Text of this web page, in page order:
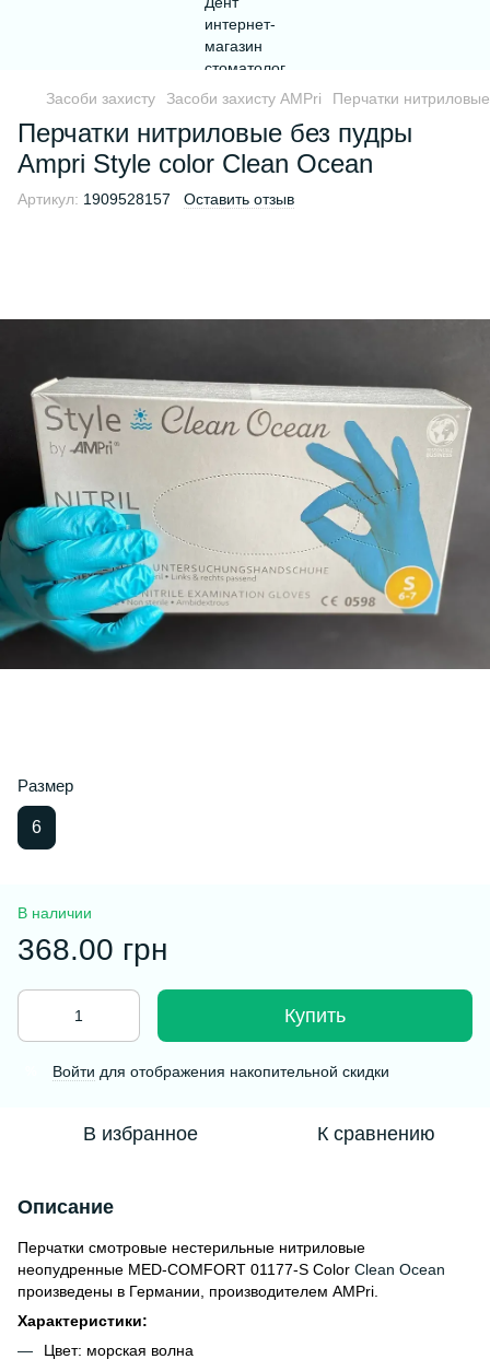
Засоби захисту Засоби захисту AMPri Перчатки
Перчатки нитриловые без пудры
Ampri Style color Clean Ocean
Артикул: 1909528157 Оставить отзыв
Размер
6
В наличии
368.00 грн
Купить
Войти для отображения накопительной скидки
В избранное К сравнению
Описание
Перчатки смотровые нестерильные нитриловые
неопудренные MED-COMFORT 01177-S Color Clean Ocean
произведены в Германии, производителем AMPri.
Характеристики:
Цвет: морская волна